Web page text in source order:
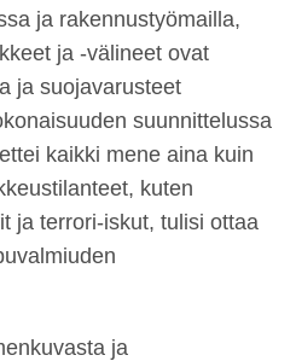
ja rakennustyömailla,
ja -välineet ovat
ja suojavarusteet
suunnittelussa
kaikki mene aina kuin
kuten
ja terrori-iskut, tulisi ottaa
ja